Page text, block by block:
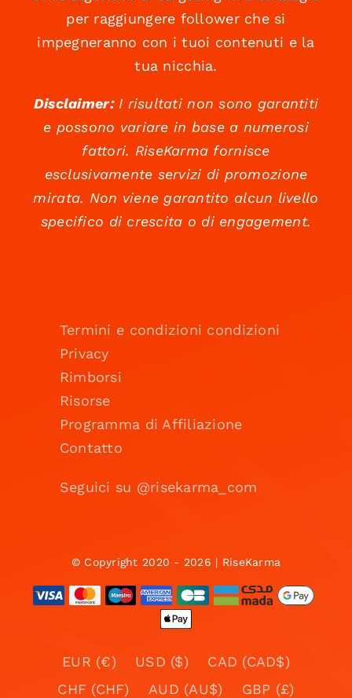
per raggiungere follower che si
impegneranno con i tuoi contenuti e la
tua nicchia.
Disclaimer:I risultati non sono garantiti
e possono variare in base a numerosi
fattori. RiseKarma fornisce
esclusivamente servizi di promozione
mirata. Non viene garantito alcun livello
specifico di crescita o di engagement.
Termini e condizioni condizioni
Privacy
Rimborsi
Risorse
Programma di Affiliazione
Contatto
Seguici su @risekarma_com
© Copyright 2020 - 2026 | RiseKarma
EUR (€) USD ($)
CAD (CAD$)
CHF (CHF)
AUD (AU$)
GBP (£)